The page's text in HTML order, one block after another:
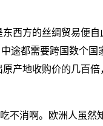
西方的丝绸贸易便
途都需要跨国数个国
产地收购价的几百
不消啊。欧洲人虽然